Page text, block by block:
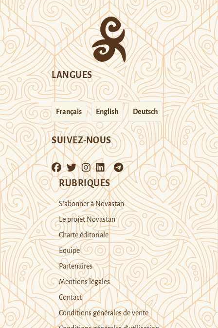
LANGUES
Français English Deutsch
SUIVEZ-NOUS
RUBRIQUES
S’abonner à Novastan
Le projet Novastan
Charte éditoriale
Equipe
Partenaires
Mentions légales
Contact
Conditions générales de vente